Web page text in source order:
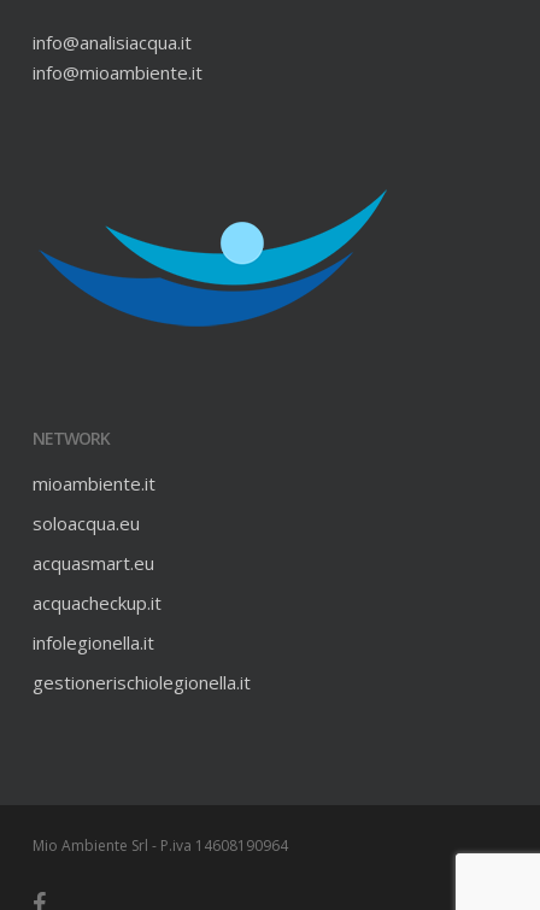
info@analisiacqua.it
info@mioambiente.it
NETWORK
mioambiente.it
soloacqua.eu
acquasmart.eu
acquacheckup.it
infolegionella.it
gestionerischiolegionella.it
Mio Ambiente Srl - P.iva 14608190964
facebook